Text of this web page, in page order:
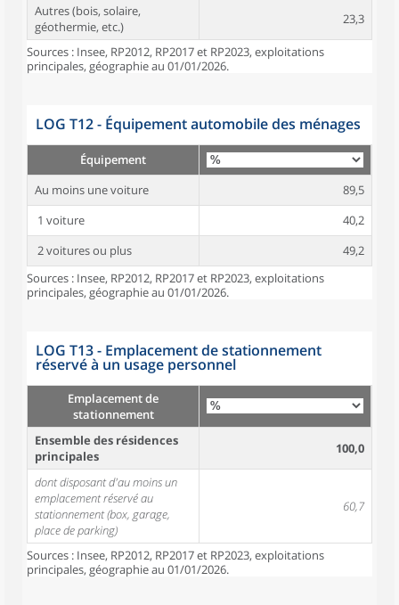
Autres (bois, solaire,
géothermie, etc.)
23,3
Sources : Insee, RP2012, RP2017 et RP2023, exploitations
principales, géographie au 01/01/2026.
LOG T12 - Équipement automobile des ménages
Équipement
Au moins une voiture
89,5
1 voiture
40,2
2 voitures ou plus
49,2
Sources : Insee, RP2012, RP2017 et RP2023, exploitations
principales, géographie au 01/01/2026.
LOG T13 - Emplacement de stationnement
réservé à un usage personnel
Emplacement de
stationnement
Ensemble des résidences
principales
100,0
dont disposant d'au moins un
emplacement réservé au
stationnement (box, garage,
place de parking)
60,7
Sources : Insee, RP2012, RP2017 et RP2023, exploitations
principales, géographie au 01/01/2026.